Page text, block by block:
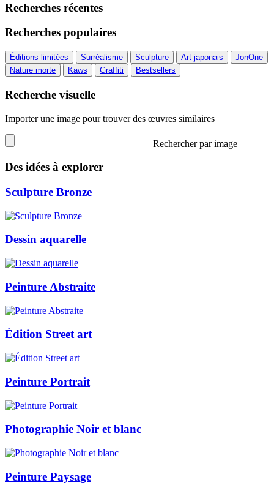
Recherches récentes
Recherches populaires
Éditions limitées Surréalisme Sculpture Art japonais
JonOne
Nature morte
Kaws Graffiti Bestsellers
Recherche visuelle
Importer une image pour trouver des œuvres similaires
Rechercher par image
Des idées à explorer
Sculpture Bronze
Dessin aquarelle
Peinture Abstraite
Édition Street art
Peinture Portrait
Photographie Noir et blanc
Peinture Paysage